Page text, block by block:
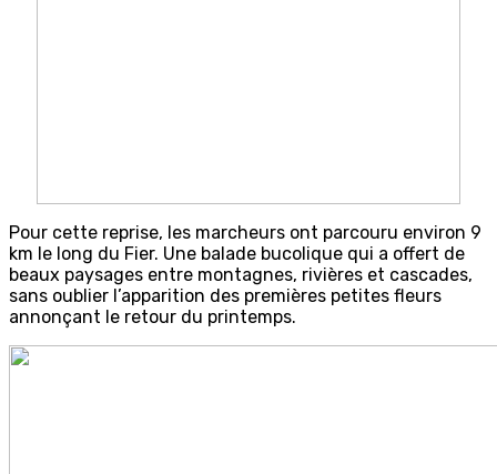
Pour cette reprise, les marcheurs ont parcouru environ 9
km le long du Fier. Une balade bucolique qui a offert de
beaux paysages entre montagnes, rivières et cascades,
sans oublier l’apparition des premières petites fleurs
annonçant le retour du printemps.